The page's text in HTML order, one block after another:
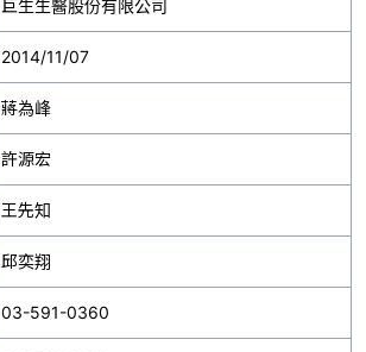
巨生生醫股份有限公司
2014/11/07
蔣為峰
許源宏
王先知
邱奕翔
03-591-0360